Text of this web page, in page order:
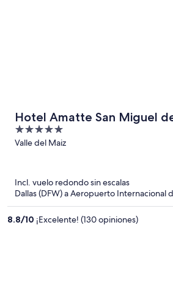
Hotel Amatte San Miguel
Allende
5
out
Valle del Maiz
Incl. vuelo redondo sin escalas
Dallas (DFW) a Aeropuerto Internacional
8.8/10 ¡Excelente! (130 opiniones)